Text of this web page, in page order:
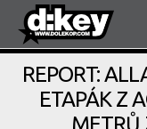
REPORT:
ETAPÁK Z
METRŮ